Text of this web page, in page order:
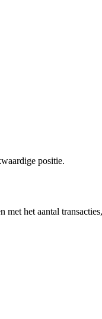
positie.
het aantal